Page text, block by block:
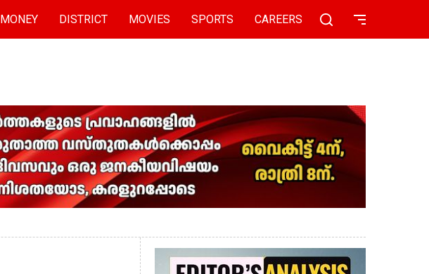
MONEY DISTRICT MOVIES SPORTS CAREERS